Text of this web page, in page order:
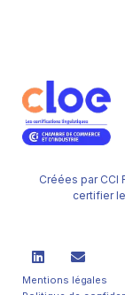
Créées par CCI
certifier
Mentions légales